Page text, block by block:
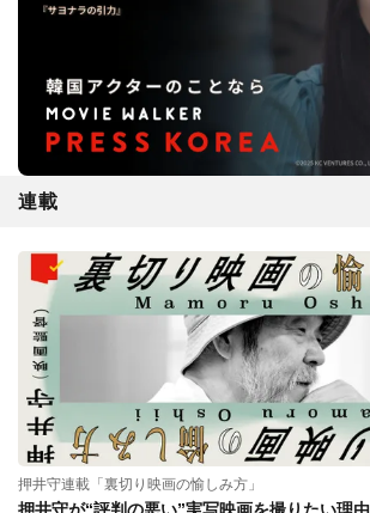
連載
押井守連載「裏切り映画の愉しみ方」